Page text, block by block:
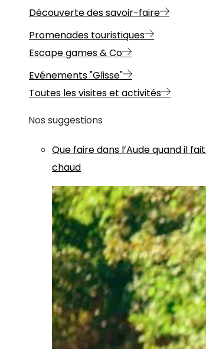
Découverte des savoir-faire
Promenades touristiques
Escape games & Co
Evénements "Glisse"
Toutes les visites et activités
Nos suggestions
Que faire dans l’Aude quand il
chaud